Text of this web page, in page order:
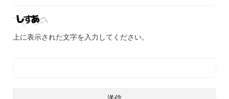
上に表示された文字を入力してください。